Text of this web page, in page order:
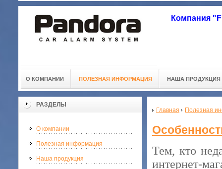
Компания
О КОМПАНИИ ПОЛЕЗНАЯ ИНФОРМАЦИЯ НАША ПРОДУКЦИЯ
РАЗДЕЛЫ
О компании
Полезная информация
Наша продукция
Главная Полезная
Тем, кто
интернет-